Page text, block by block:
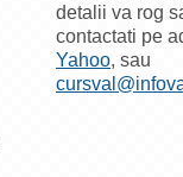
detalii va rog
contactati pe
Yahoo, sau